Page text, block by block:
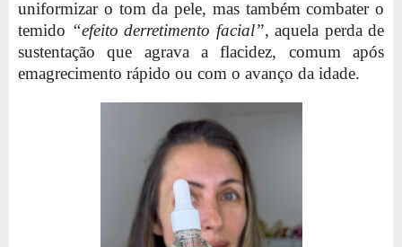
uniformizar o tom da pele, mas também combater o
temido “efeito derretimento facial”, aquela perda de
sustentação que agrava a flacidez, comum após
emagrecimento rápido ou com o avanço da idade.